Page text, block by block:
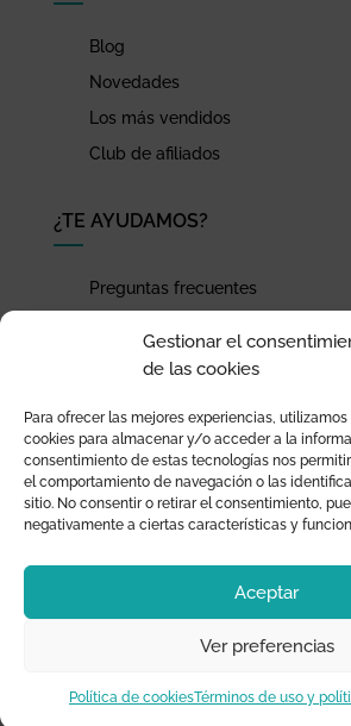
Gestionar el
de las cookies
Para ofrecer las mejores experiencias,
cookies para almacenar y/o acceder a la
consentimiento de estas tecnologías nos
el comportamiento de navegación o las
sitio. No consentir o retirar el consentimiento,
negativamente a ciertas características y
Aceptar
Ver preferencias
Política de cookiesTérminos de uso y
Blog
Novedades
Los más vendidos
Club de afiliados
¿TE AYUDAMOS?
Preguntas frecuentes
Pago seguro
Devoluciones y garantía